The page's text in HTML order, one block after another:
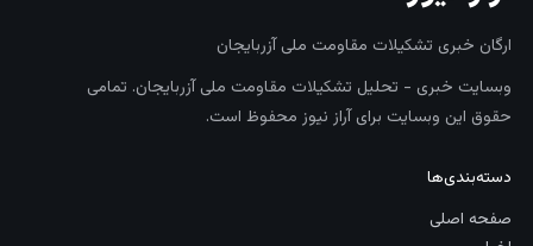
ارگان خبری تشکیلات مقاومت ملی آزربایجان
وبسایت خبری - تحلیل تشکیلات مقاومت ملی آزربایجان. تمامی
حقوق این وبسایت برای آراز نیوز محفوظ است.
دسته‌بندی‌ها
صفحه اصلی